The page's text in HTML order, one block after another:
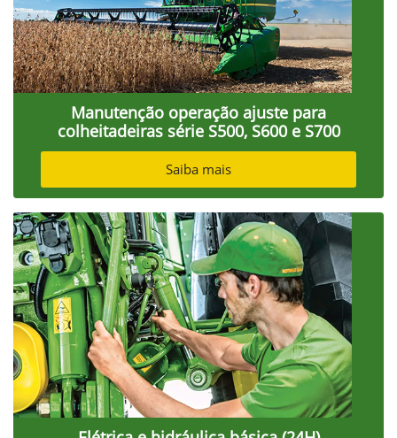
Manutenção operação ajuste para
colheitadeiras série S500, S600 e S700
Saiba mais